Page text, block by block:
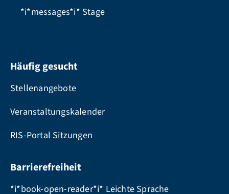
*i*messages*i* Stage
Häufig gesucht
Stellenangebote
Veranstaltungskalender
RIS-Portal Sitzungen
Barrierefreiheit
*i*book-open-reader*i* Leichte Sprache